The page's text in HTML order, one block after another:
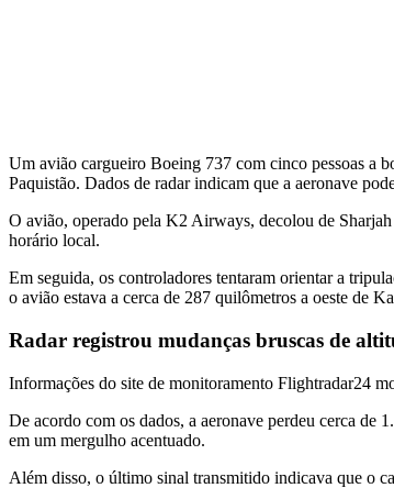
Um avião cargueiro Boeing 737 com cinco pessoas a
Paquistão. Dados de radar indicam que a aeronave
O avião, operado pela K2 Airways, decolou de
horário local.
Em seguida, os controladores tentaram orientar a
o avião estava a cerca de 287 quilômetros a oeste de
Radar registrou mudanças bruscas de
Informações do site de monitoramento Flightradar24
De acordo com os dados, a aeronave perdeu cerca de
em um mergulho acentuado.
Além disso, o último sinal transmitido indicava que o